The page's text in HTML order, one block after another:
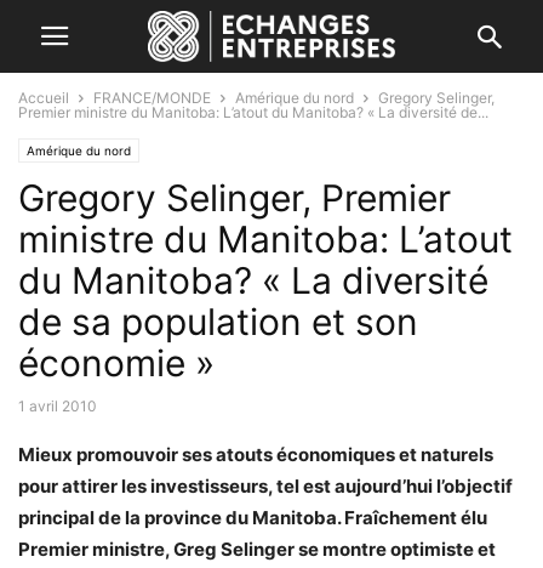
Accueil FRANCE/MONDE Amérique du nord
Gregory Selinger,
Premier ministre du Manitoba: L’atout du Manitoba? « La diversité de...
Amérique du nord
Gregory Selinger, Premier
ministre du Manitoba: L’atout
du Manitoba? « La diversité
de sa population et son
économie »
1 avril 2010
Mieux promouvoir ses atouts économiques et naturels
pour attirer les investisseurs, tel est aujourd’hui l’objectif
principal de la province du Manitoba. Fraîchement élu
Premier ministre, Greg Selinger se montre optimiste et